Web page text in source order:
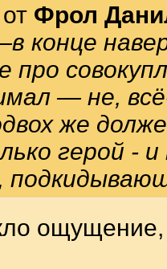
Фрол
конце
про
— не,
же
герой -
ощущение,